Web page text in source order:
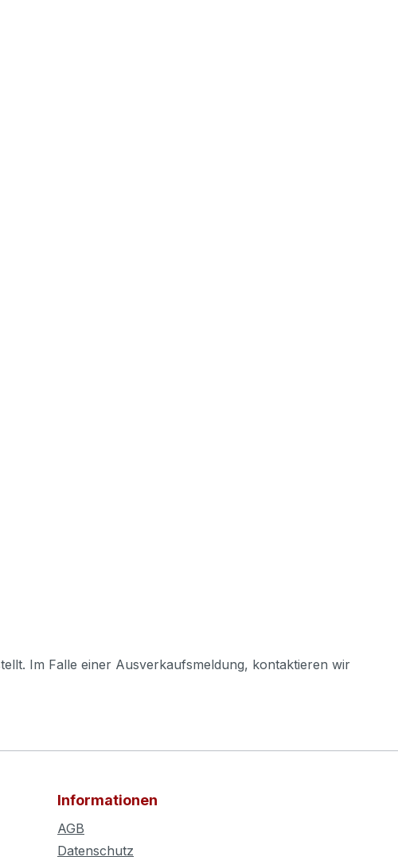
Im Falle einer Ausverkaufsmeldung, kontaktieren wir
Informationen
AGB
Datenschutz